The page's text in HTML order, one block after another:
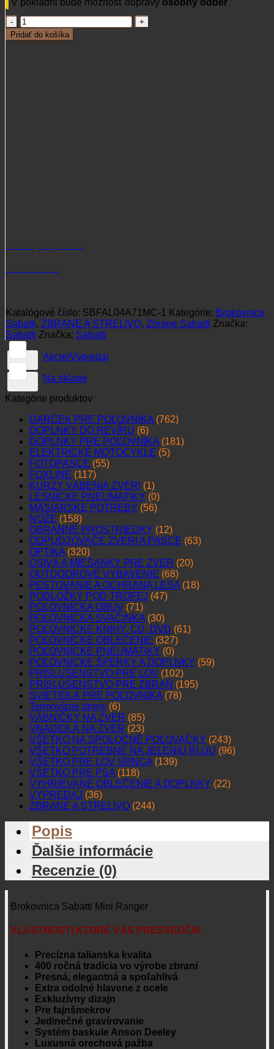
V pokladni bude možnosť dopravy osobný odber
množstvo
Brokovnica
Sabatti
Pridať do košíka
Katalógové číslo: SBFAL04A71MC-1 Kategórie: Brokovnice
Sabatti, ZBRANE A STRELIVO, Zbrane Sabatti Značka:
Sabatti Značka: Sabatti
Akcie/Výpredaj
Na sklade
Kategórie produktov
DARČEK PRE POĽOVNÍKA (762)
DOPLNKY DO REVÍRU (6)
DOPLNKY PRE POĽOVNÍKA (181)
ELEKTRICKÉ MOTOCYKLE (5)
FOTOPASCE (55)
FOXLINE (117)
KURZY VÁBENIA ZVERI (1)
LESNÍCKE PNEUMATIKY (0)
MÄSIARSKE POTREBY (56)
NOŽE (158)
OBRANNÉ PROSTRIEDKY (12)
ODPUDZOVAČE ZVERI A PASCE (63)
OPTIKA (320)
OSIVÁ A MIEŠANKY PRE ZVER (20)
OUTDOOROVÉ VYBAVENIE (68)
PESTOVANIE A OCHRANA LESA (18)
PODLOŽKY POD TROFEJ (47)
POĽOVNÍCKA OBUV (71)
POĽOVNÍCKA SVAČINKA (30)
POĽOVNÍCKE KNIHY, CD, DVD (61)
POĽOVNÍCKE OBLEČENIE (327)
POĽOVNÍCKE PNEUMATIKY (0)
POĽOVNÍCKE ŠPERKY A DOPLNKY (59)
PRÍSLUŠENSTVO PRE LOV (102)
PRÍSLUŠENSTVO PRE ZBRAŇ (195)
SVIETIDLÁ PRE POĽOVNÍKA (78)
Termovízne drony (6)
VÁBNIČKY NA ZVER (85)
VNADIDLÁ NA ZVER (23)
VŠETKO NA SPOLOČNÉ POĽOVAČKY (243)
VŠETKO POTREBNÉ NA JELENIU RUJU (96)
VŠETKO PRE LOV SRNCA (139)
VŠETKO PRE PSA (118)
VYHRIEVANÉ OBLEČENIE A DOPLNKY (22)
VÝPREDAJ (36)
ZBRANE A STRELIVO (244)
Popis
Ďalšie informácie
Recenzie (0)
Brokovnica Sabatti Mini Ranger
VLASTNOSTI KTORÉ VÁS PRESVEDČIA
Precízna talianska kvalita
400 ročná tradícia vo výrobe zbraní
Presná, elegantná a spoľahlivá
Extra odolné hlavene z ocele
Exkluzívny dizajn
Pre fajnšmekrov
Jedinečné gravírovanie
Systém baskule Anson Deeley
Luxusná orechová pažba